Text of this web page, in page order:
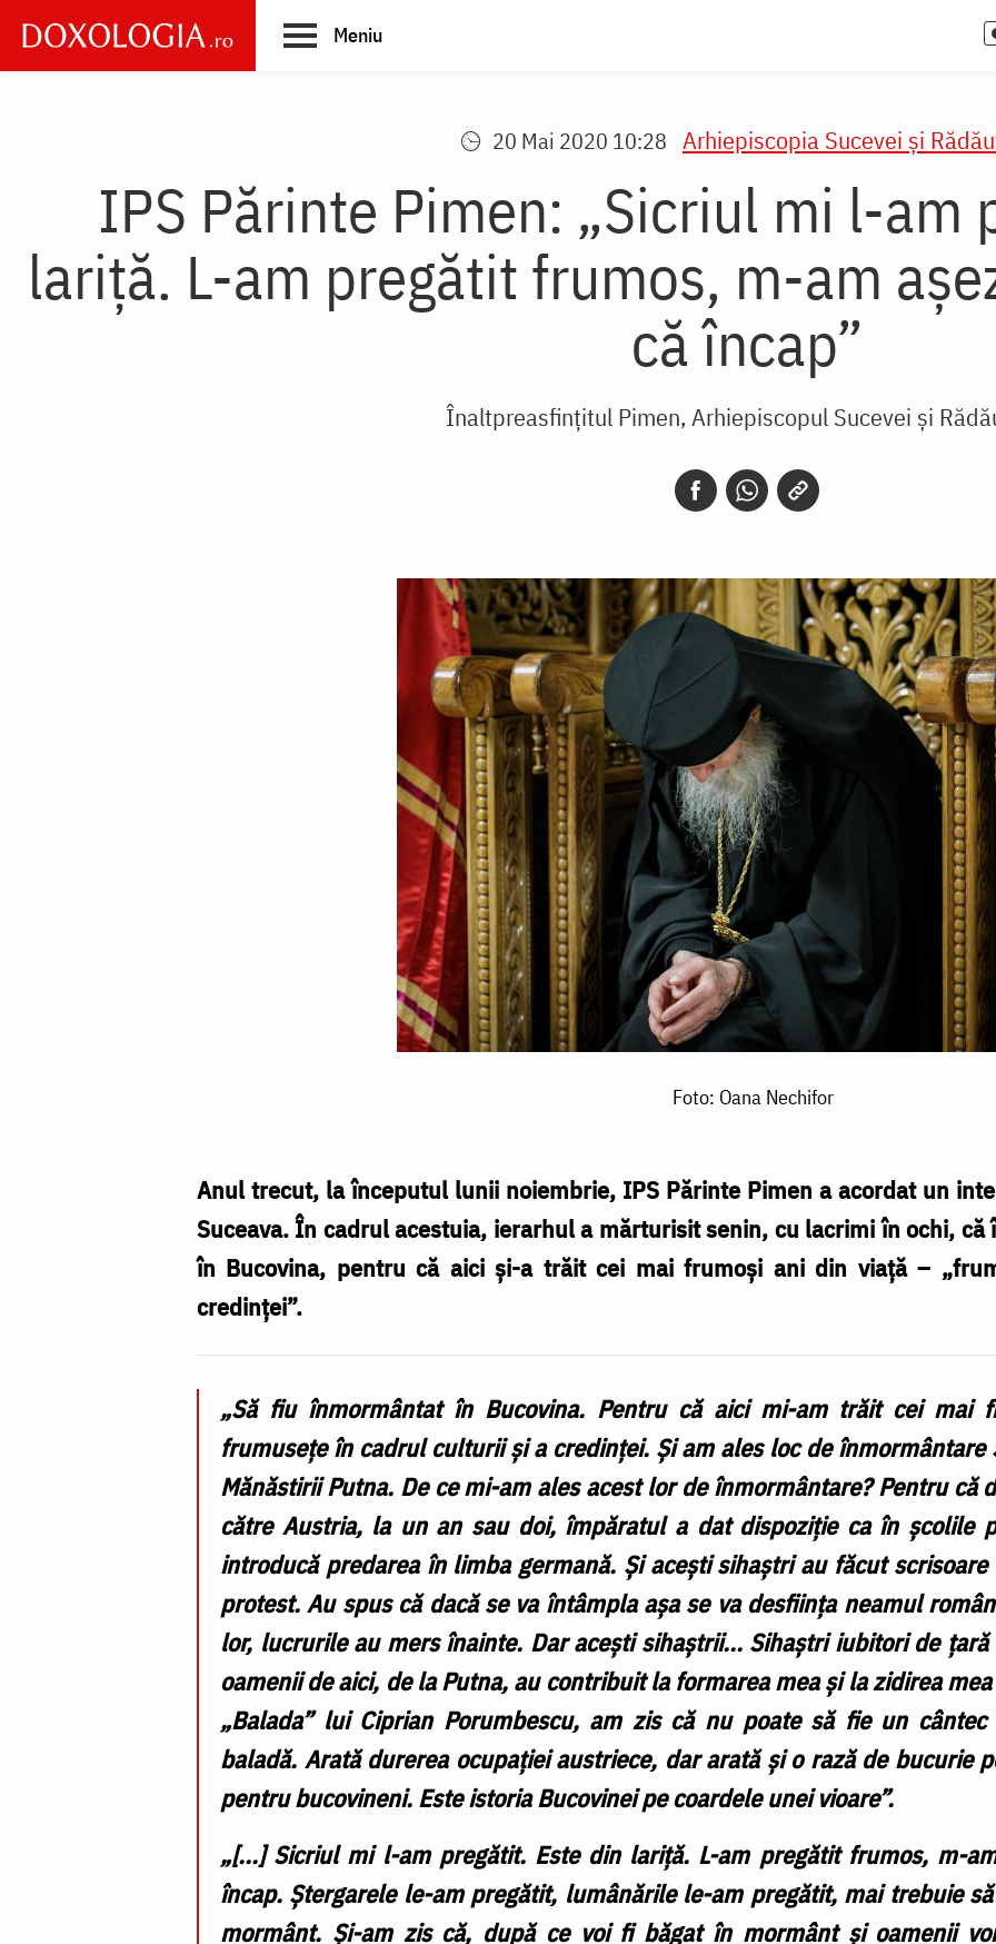
main
Meniu
20 Mai 2020 10:28 Arhiepiscopia Sucevei şi
IPS Părinte Pimen: „Sicriul mi l-am
lariță. L-am pregătit frumos, m-am
că încap”
Înaltpreasfințitul Pimen, Arhiepiscopul Sucevei și
Foto: Oana Nechifor
Anul trecut, la începutul lunii noiembrie, IPS Părinte Pimen a acordat un
Suceava. În cadrul acestuia, ierarhul a mărturisit senin, cu lacrimi în ochi,
în Bucovina, pentru că aici și-a trăit cei mai frumoși ani din viață –
credinței”.
„Să fiu înmormântat în Bucovina. Pentru că aici mi-am trăit cei mai
frumusețe în cadrul culturii și a credinței. Și am ales loc de înmormântare
Mănăstirii Putna. De ce mi-am ales acest lor de înmormântare? Pentru că
către Austria, la un an sau doi, împăratul a dat dispoziție ca în școlile
introducă predarea în limba germană. Și acești sihaștri au făcut
protest. Au spus că dacă se va întâmpla așa se va desființa neamul
lor, lucrurile au mers înainte. Dar acești sihaștrii... Sihaștri iubitori de
oamenii de aici, de la Putna, au contribuit la formarea mea și la zidirea
„Balada” lui Ciprian Porumbescu, am zis că nu poate să fie un
baladă. Arată durerea ocupației austriece, dar arată și o rază de bucurie
pentru bucovineni. Este istoria Bucovinei pe coardele unei vioare”.
„[...] Sicriul mi l-am pregătit. Este din lariță. L-am pregătit frumos, m-
încap. Ștergarele le-am pregătit, lumânările le-am pregătit, mai trebuie
mormânt. Și-am zis că, după ce voi fi băgat în mormânt și oamenii